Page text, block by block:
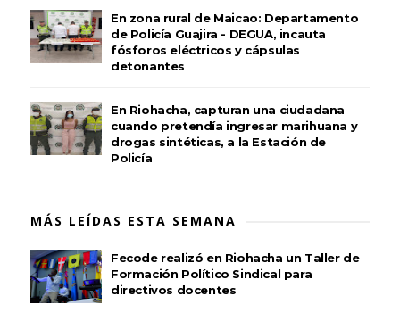
En zona rural de Maicao: Departamento
de Policía Guajira - DEGUA, incauta
fósforos eléctricos y cápsulas
detonantes
En Riohacha, capturan una ciudadana
cuando pretendía ingresar marihuana y
drogas sintéticas, a la Estación de
Policía
MÁS LEÍDAS ESTA SEMANA
Fecode realizó en Riohacha un Taller de
Formación Político Sindical para
directivos docentes